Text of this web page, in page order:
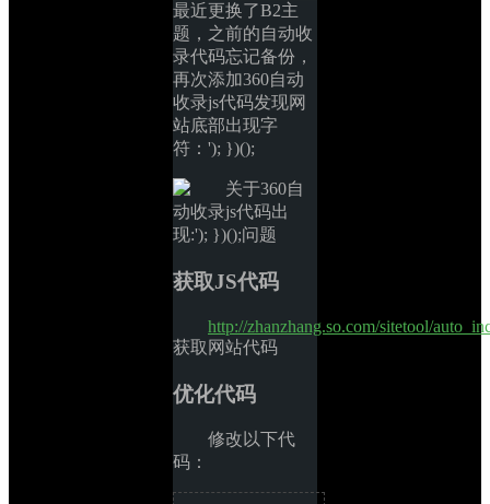
最近更换了B2主
题，之前的自动收
录代码忘记备份，
再次添加360自动
收录js代码发现网
站底部出现字
符：'); })();
获取JS代码
http://zhanzhang.so.com/sitetool/
获取网站代码
优化代码
修改以下代
码：